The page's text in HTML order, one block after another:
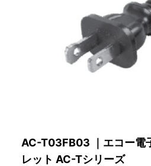
AC-T03FB03 ｜エコー電
レット AC-Tシリーズ